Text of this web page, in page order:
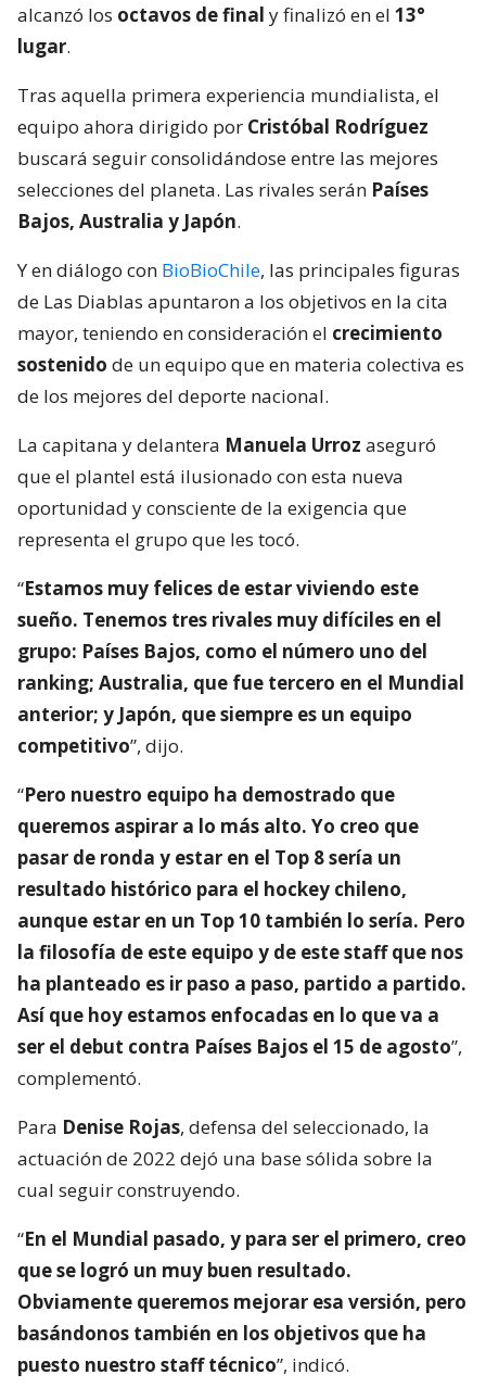
alcanzó los octavos de final y finalizó en el 13°
lugar.
Tras aquella primera experiencia mundialista, el
equipo ahora dirigido por Cristóbal Rodríguez
buscará seguir consolidándose entre las mejores
selecciones del planeta. Las rivales serán Países
Bajos, Australia y Japón.
Y en diálogo con BioBioChile, las principales figuras
de Las Diablas apuntaron a los objetivos en la cita
mayor, teniendo en consideración el crecimiento
sostenido de un equipo que en materia colectiva es
de los mejores del deporte nacional.
La capitana y delantera Manuela Urroz aseguró
que el plantel está ilusionado con esta nueva
oportunidad y consciente de la exigencia que
representa el grupo que les tocó.
“Estamos muy felices de estar viviendo este
sueño. Tenemos tres rivales muy difíciles en el
grupo: Países Bajos, como el número uno del
ranking; Australia, que fue tercero en el Mundial
anterior; y Japón, que siempre es un equipo
competitivo”, dijo.
“Pero nuestro equipo ha demostrado que
queremos aspirar a lo más alto. Yo creo que
pasar de ronda y estar en el Top 8 sería un
resultado histórico para el hockey chileno,
aunque estar en un Top 10 también lo sería. Pero
la filosofía de este equipo y de este staff que nos
ha planteado es ir paso a paso, partido a partido.
Así que hoy estamos enfocadas en lo que va a
ser el debut contra Países Bajos el 15 de agosto”,
complementó.
Para Denise Rojas, defensa del seleccionado, la
actuación de 2022 dejó una base sólida sobre la
cual seguir construyendo.
“En el Mundial pasado, y para ser el primero, creo
que se logró un muy buen resultado.
Obviamente queremos mejorar esa versión, pero
basándonos también en los objetivos que ha
puesto nuestro staff técnico”, indicó.